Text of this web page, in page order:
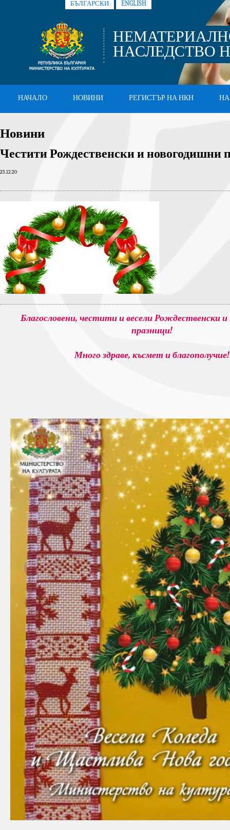
БЪЛГАРСКИ ENGLISH
НАСЛЕДСТВО
НАЧАЛО НОВИНИ РЕГИСТЪР НА НКН
Новини
Честити Рождественски и новогодишни
25.12.20
Благословени, честити и весели Рождественски
празници!
Много здраве, късмет и благополучие!